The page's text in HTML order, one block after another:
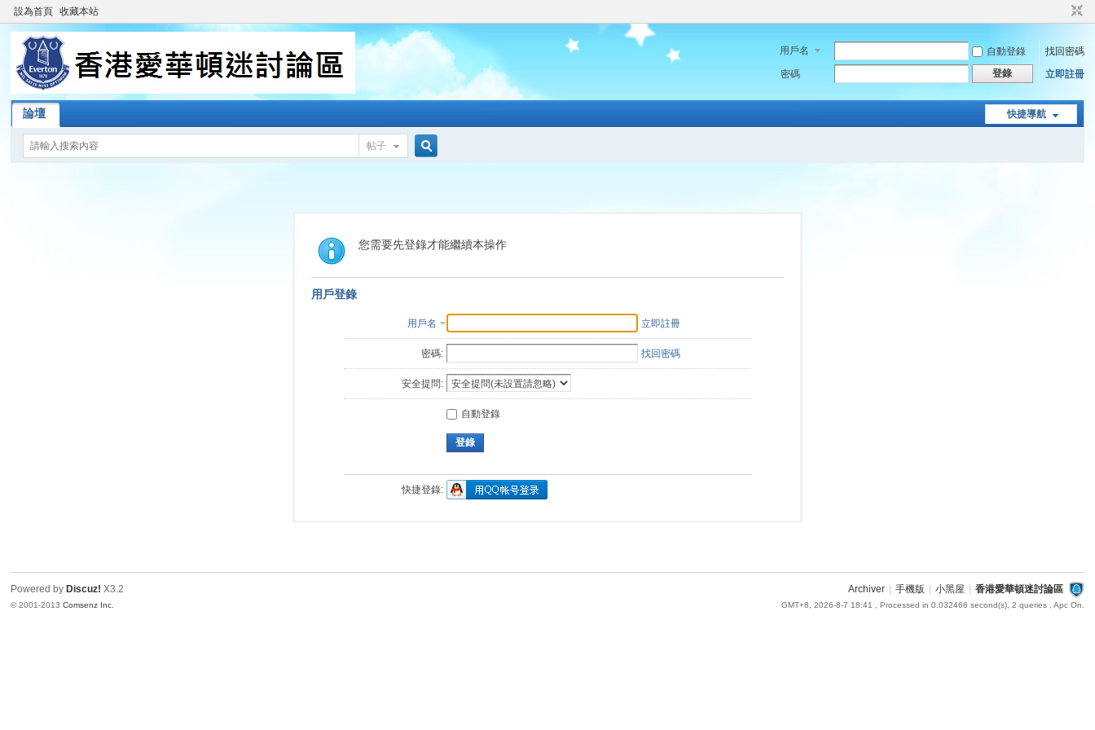
設為首頁 收藏本站
用戶名 自動登錄
找回密碼
密碼
登錄 立即註冊
快捷導航
論壇
帖子
索
您需要先登錄才能繼續本操作
用戶登錄
用戶名 立即註冊
密碼: 找回密碼
安全提問:
自動登錄
登錄
快捷登錄:
Archiver 手機版 小黑屋 香港愛華頓迷討論區
GMT+8, 2026-8-7 18:41 , Processed in 0.032466 second(s), 2 queries , Apc On.
Powered by Discuz! X3.2
© 2001-2013Comsenz Inc.